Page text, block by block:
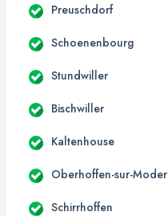
Preuschdorf
Schoenenbourg
Stundwiller
Bischwiller
Kaltenhouse
Oberhoffen-sur-Moder
Schirrhoffen